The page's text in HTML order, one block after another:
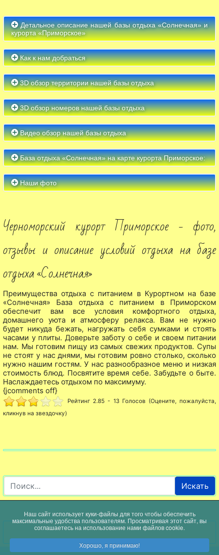
Детальное описание нашей базы отдыха «Солнечная» и
курорта «Приморское»
Как к нам добраться
3D обзор территории нашей базы отдыха
3D обзор номеров нашей базы отдыха
Видео обзор нашей базы отдыха
База отдыха «Солнечная» на карте курорта Приморское:
Наши фото
Черноморский курорт Приморское - фото,
отзывы и описание условий отдыха на базе
отдыха «Солнечная»
Преимущества отдыха с питанием в Курортном на базе
«Солнечная» База отдыха с питанием в Приморском
обеспечит вам все условия комфортного отдыха,
домашнего уюта и атмосферу релакса. Вам не нужно
будет никуда бежать, нагружать себя сумками и стоять
часами у плиты. Доверьте заботу о себе и своем питании
нам. Мы готовим пищу из самых свежих продуктов. Супы
не стоят у нас днями, мы готовим ровно столько, сколько
нужно нашим гостям. У нас разнообразное меню и низкая
стоимость блюд. Посвятите время себе. Забудьте о быте.
Наслаждаетесь отдыхом по максимуму.
{jcomments off}
Рейтинг 2.85 - 13 Голосов (Оцените, пожалуйста,
кликнув на звездочку)
Искать
Наш сайт использует куки-файлы для того чтобы обеспечить
максимальные удобства пользователям. Просматривая этот сайт, вы
соглашаетесь на использование нами файлов cookie.
Хорошо, я принимаю!